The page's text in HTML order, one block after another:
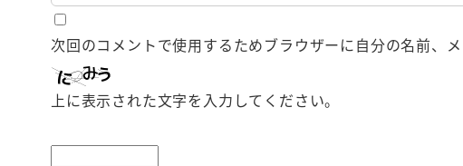
次回のコメントで使用するためブラウザーに自分の名前、
上に表示された文字を入力してください。